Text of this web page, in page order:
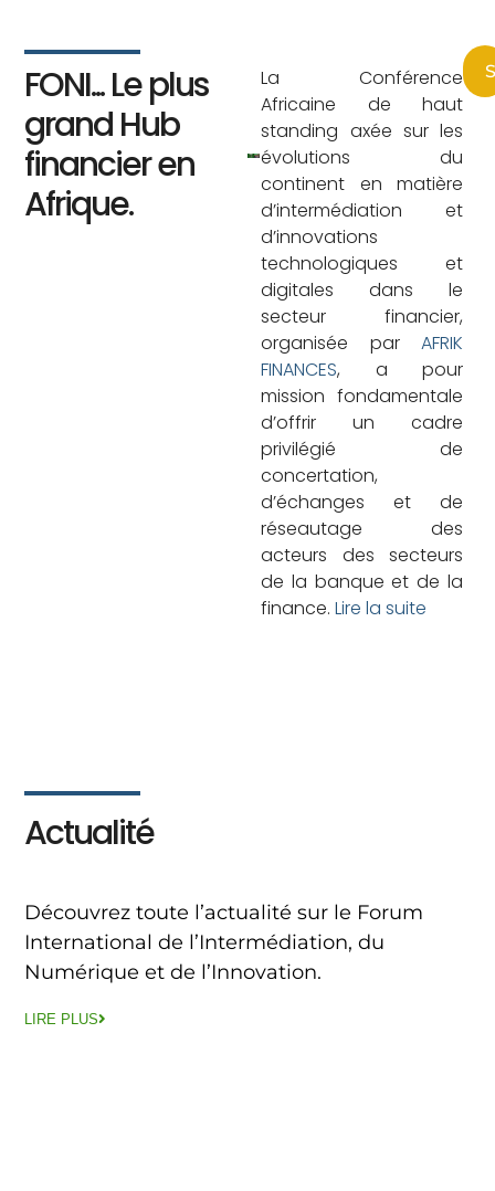
FONI... Le plus
grand Hub
financier en
Afrique.
La Conférence
Africaine de haut
standing axée sur les
évolutions du
continent en matière
d’intermédiation et
d’innovations
technologiques et
digitales dans le
secteur financier,
organisée par AFRIK
FINANCES, a pour
mission fondamentale
d’offrir un cadre
privilégié de
concertation,
d’échanges et de
réseautage des
acteurs des secteurs
de la banque et de la
finance.Lire la suite
Actualité
Découvrez toute l’actualité sur le Forum
International de l’Intermédiation, du
Numérique et de l’Innovation.
LIRE PLUS